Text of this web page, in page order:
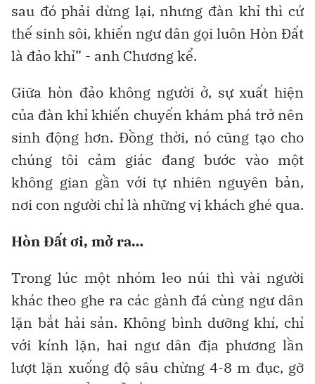
sau đó phải dừng lại, nhưng đàn khỉ thì cứ
thế sinh sôi, khiến ngư dân gọi luôn Hòn Đất
là đảo khỉ” - anh Chương kể.
Giữa hòn đảo không người ở, sự xuất hiện
của đàn khỉ khiến chuyến khám phá trở nên
sinh động hơn. Đồng thời, nó cũng tạo cho
chúng tôi cảm giác đang bước vào một
không gian gần với tự nhiên nguyên bản,
nơi con người chỉ là những vị khách ghé qua.
Hòn Đất ơi, mở ra…
Trong lúc một nhóm leo núi thì vài người
khác theo ghe ra các gành đá cùng ngư dân
lặn bắt hải sản. Không bình dưỡng khí, chỉ
với kính lặn, hai ngư dân địa phương lần
lượt lặn xuống độ sâu chừng 4-8 m đục, gỡ